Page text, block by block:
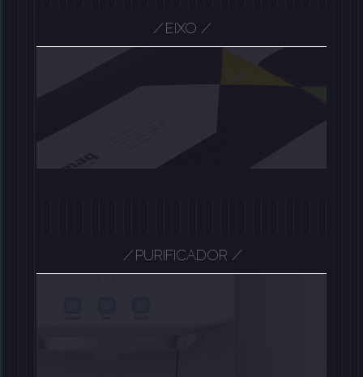
/ EIXO /
/ PURIFICADOR /